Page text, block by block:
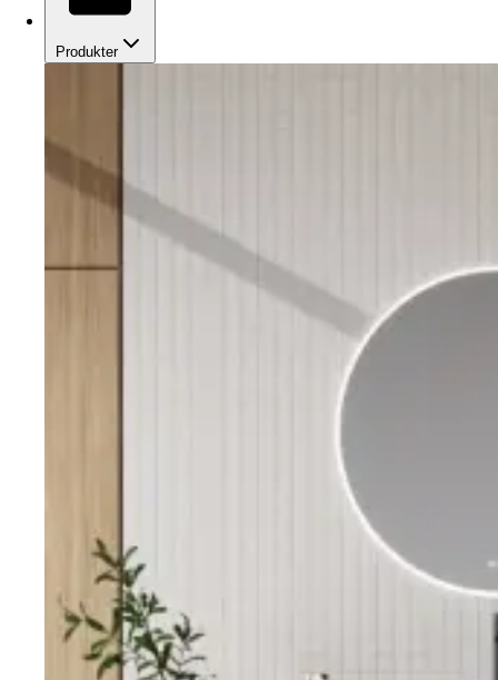
Produkter